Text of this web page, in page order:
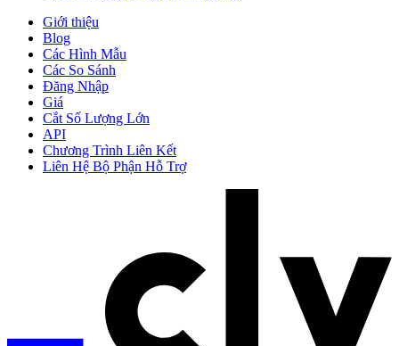
Giới thiệu
Blog
Các Hình Mẫu
Các So Sánh
Đăng Nhập
Giá
Cắt Số Lượng Lớn
API
Chương Trình Liên Kết
Liên Hệ Bộ Phận Hỗ Trợ